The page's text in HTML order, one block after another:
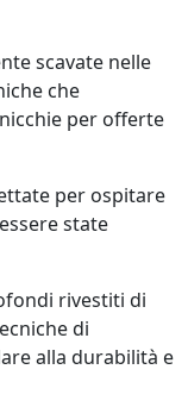
scavate nelle
che
per offerte
per ospitare
state
rivestiti di
di
alla durabilità e